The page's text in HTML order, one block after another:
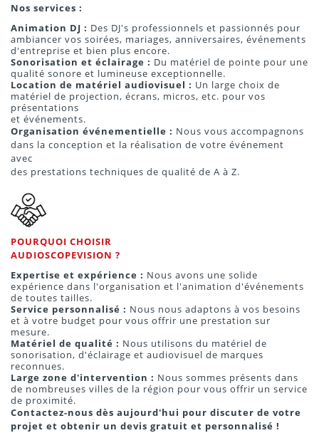
Nos services :
Animation DJ : Des DJ's professionnels et passionnés pour
ambiancer vos soirées, mariages, anniversaires, événements
d'entreprise et bien plus encore.
Sonorisation et éclairage : Du matériel de pointe pour une
qualité sonore et lumineuse exceptionnelle.
Location de matériel audiovisuel : Un large choix de
matériel de projection, écrans, micros, etc. pour vos
présentations
et événements.
Organisation événementielle : Nous vous accompagnons
dans la conception et la réalisation de votre événement
avec
des prestations techniques de qualité de A à Z.
POURQUOI CHOISIR
AUDIOSCOPEVISION ?
Expertise et expérience : Nous avons une solide
expérience dans l'organisation et l'animation d'événements
de toutes tailles.
Service personnalisé : Nous nous adaptons à vos besoins
et à votre budget pour vous offrir une prestation sur
mesure.
Matériel de qualité : Nous utilisons du matériel de
sonorisation, d'éclairage et audiovisuel de marques
reconnues.
Large zone d'intervention : Nous sommes présents dans
de nombreuses villes de la région pour vous offrir un service
de proximité.
Contactez-nous dès aujourd'hui pour discuter de votre
projet et obtenir un devis gratuit et personnalisé !